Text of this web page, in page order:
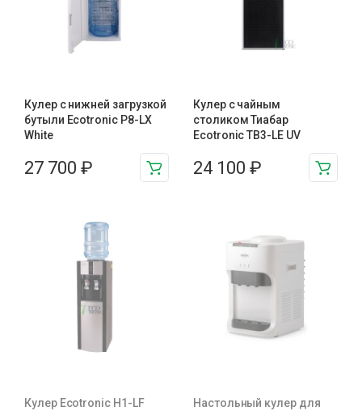
Кулер с нижней загрузкой
бутыли Ecotronic P8-LX
White
27 700 ₽
Кулер с чайным
столиком Тиабар
Ecotronic TB3-LE UV
24 100 ₽
Кулер Ecotronic H1-LF
Настольный кулер для